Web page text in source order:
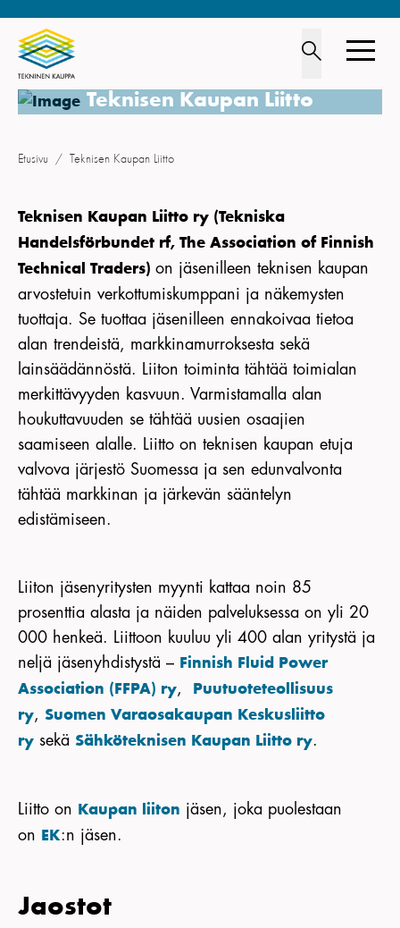
LIITTO
OPISKELIJOILLE
UUTISHUONE
YHTEYSTIEDOT
KIRJAUDU JÄSENSIVULLE
Teknisen Kaupan Liitto
Etusivu / Teknisen Kaupan Liitto
Teknisen Kaupan Liitto ry (Tekniska
Handelsförbundet rf, The Association of Finnish
Technical Traders) on jäsenilleen teknisen kaupan
arvostetuin verkottumiskumppani ja näkemysten
tuottaja. Se tuottaa jäsenilleen ennakoivaa tietoa
alan trendeistä, markkinamurroksesta sekä
lainsäädännöstä. Liiton toiminta tähtää toimialan
merkittävyyden kasvuun. Varmistamalla alan
houkuttavuuden se tähtää uusien osaajien
saamiseen alalle. Liitto on teknisen kaupan etuja
valvova järjestö Suomessa ja sen edunvalvonta
tähtää markkinan ja järkevän sääntelyn
edistämiseen.
Liiton jäsenyritysten myynti kattaa noin 85
prosenttia alasta ja näiden palveluksessa on yli 20
000 henkeä. Liittoon kuuluu yli 400 alan yritystä ja
neljä jäsenyhdistystä – Finnish Fluid Power
Association (FFPA) ry,
Puutuoteteollisuus
ry, Suomen Varaosakaupan Keskusliitto
ry sekä Sähköteknisen Kaupan Liitto ry.
Liitto on Kaupan liiton jäsen, joka puolestaan
on
EK:n jäsen.
Jaostot